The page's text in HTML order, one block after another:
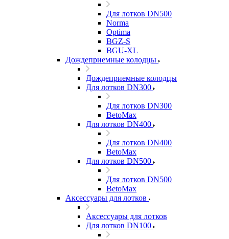
Для лотков DN500
Norma
Optima
BGZ-S
BGU-XL
Дождеприемные колодцы
Дождеприемные колодцы
Для лотков DN300
Для лотков DN300
BetoMax
Для лотков DN400
Для лотков DN400
BetoMax
Для лотков DN500
Для лотков DN500
BetoMax
Аксессуары для лотков
Аксессуары для лотков
Для лотков DN100